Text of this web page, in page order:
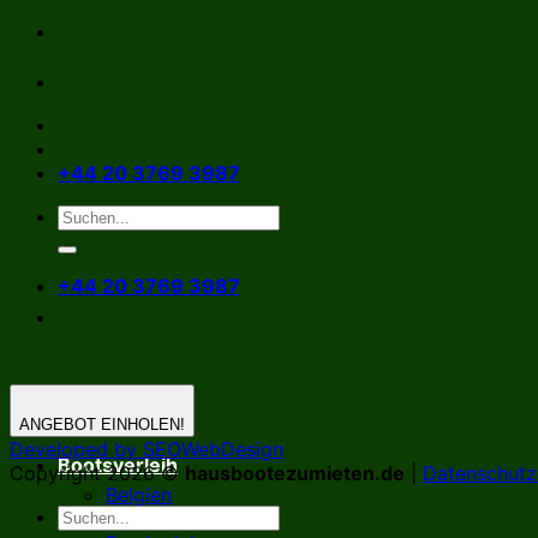
Zum
springen
+44 20 3769 3987
+44 20 3769 3987
Bootsverleih
Belgien
Deutschland
ANGEBOT EINHOLEN!
Developed by SEOWebDesign
Copyright 2026 © hausbootezumieten.de